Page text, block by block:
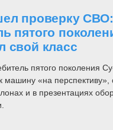
проверку
пятого
свой класс
пятого поколения
машину «на перспективу»,
и в презентациях